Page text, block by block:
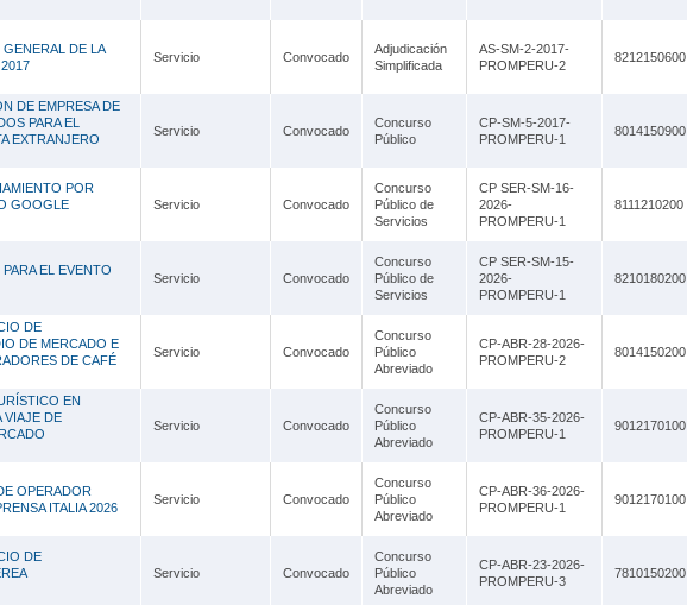
Madre de Dios
Moquegua
San Martín
Ucayali
DE LA
Servicio Convocado
Adjudicación
Simplificada
AS-SM-2-2017-
PROMPERU-2
8212150600
DE EMPRESA DE
PARA EL
EXTRANJERO
Servicio Convocado
Concurso
Público
CP-SM-5-2017-
PROMPERU-1
8014150900
POR
GOOGLE
Servicio Convocado
Concurso
Público de
Servicios
CP SER-SM-16-
2026-
PROMPERU-1
8111210200
EL EVENTO
Servicio Convocado
Concurso
Público de
Servicios
CP SER-SM-15-
2026-
PROMPERU-1
8210180200
DE
DE MERCADO E
DE CAFÉ
Servicio Convocado
Concurso
Público
Abreviado
CP-ABR-28-2026-
PROMPERU-2
8014150200
EN
VIAJE DE
Servicio Convocado
Concurso
Público
Abreviado
CP-ABR-35-2026-
PROMPERU-1
9012170100
OPERADOR
ITALIA 2026
Servicio Convocado
Concurso
Público
Abreviado
CP-ABR-36-2026-
PROMPERU-1
9012170100
DE
Servicio Convocado
Concurso
Público
Abreviado
CP-ABR-23-2026-
PROMPERU-3
7810150200